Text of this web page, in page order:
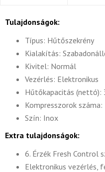
Tulajdonságok:
Típus: Hűtőszekrény
Kialakítás:
Kivitel: Normál
Vezérlés: Elektronikus
Hűtőkapacitás (nettó):
Kompresszorok száma:
Szín: Inox
Extra tulajdonságok:
6. Érzék Fresh Control
Elektronikus vezérlés,